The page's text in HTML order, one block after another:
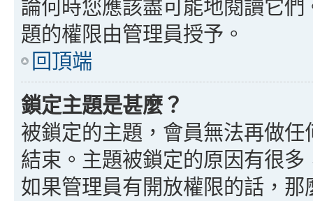
論何時您應該盡可能地閱讀它
題的權限由管理員授予。
回頂端
鎖定主題是甚麼？
被鎖定的主題，會員無法再做
結束。主題被鎖定的原因有很
如果管理員有開放權限的話，